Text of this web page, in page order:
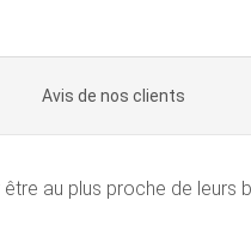
Avis de nos clients
au plus proche de leurs